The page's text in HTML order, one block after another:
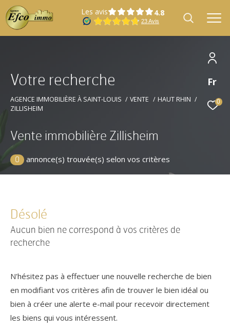
Fr
0
Les avis
Votre recherche
AGENCE IMMOBILIÈRE À SAINT-LOUIS VENTE
HAUT RHIN
ZILLISHEIM
Vente immobilière Zillisheim
0 annonce(s) trouvée(s) selon vos critères
Désolé
Aucun bien ne correspond à vos critères de
recherche
N'hésitez pas à effectuer une nouvelle recherche de bien
en modifiant vos critères afin de trouver le bien idéal ou
bien à créer une alerte e-mail pour recevoir directement
les biens qui vous intéressent.
Effectuer une recherche
et trouver le bien qui correspond à vos
critères
Type
Vente
Localisation
Localisation